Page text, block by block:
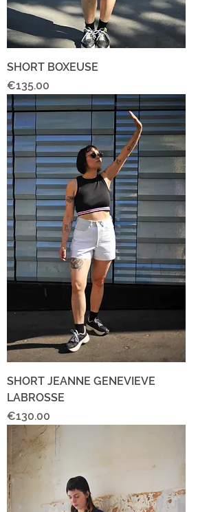
SHORT BOXEUSE
Price
€135.00
SHORT JEANNE GENEVIEVE
LABROSSE
Price
€130.00